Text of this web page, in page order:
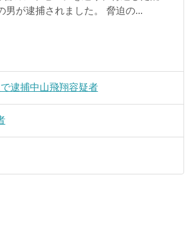
男が逮捕されました。 脅迫の...
逮捕中山飛翔容疑者